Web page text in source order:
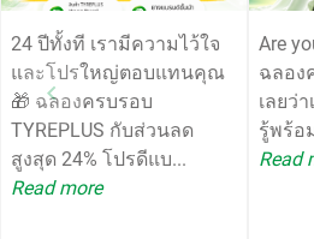
24 ปีทั้งที เรามีความไว้ใจ
และโปรใหญ่ตอบแทนคุณ
🎁 ฉลองครบรอบ
TYREPLUS กับส่วนลด
สูงสุด 24% โปรดีแบ...
Read more
Are
ฉลอง
เลยว่
รู้พร้อ
Read